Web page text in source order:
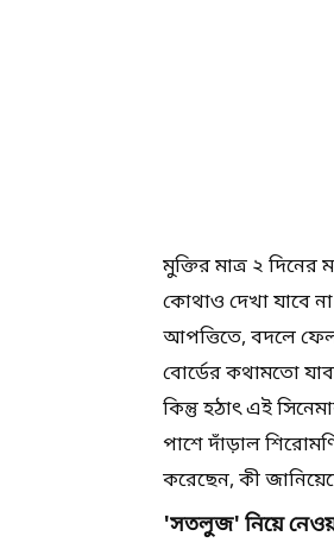
মুক্তির মাত্র ২
কোথাও দেখা যাবে
আপত্তিতে, বদলে
বোর্ডের কথামতো
কিন্তু হঠাৎ এই
পাশে দাঁড়াল
করেছেন, কী
'সতলুজ' নিয়ে